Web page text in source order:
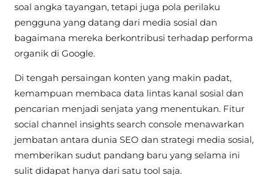
soal angka tayangan, tetapi juga pola perilaku
pengguna yang datang dari media sosial dan
bagaimana mereka berkontribusi terhadap performa
organik di Google.
Di tengah persaingan konten yang makin padat,
kemampuan membaca data lintas kanal sosial dan
pencarian menjadi senjata yang menentukan. Fitur
social channel insights search console menawarkan
jembatan antara dunia SEO dan strategi media sosial,
memberikan sudut pandang baru yang selama ini
sulit didapat hanya dari satu tool saja.